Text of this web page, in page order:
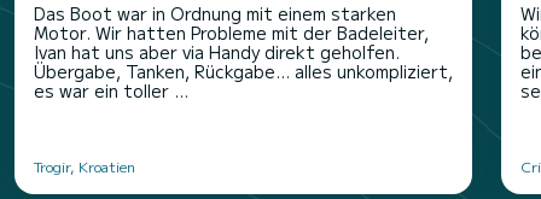
Das Boot war in Ordnung mit einem starken
Motor. Wir hatten Probleme mit der Badeleiter,
Ivan hat uns aber via Handy direkt geholfen.
Übergabe, Tanken, Rückgabe… alles unkompliziert,
es war ein toller ...
Trogir, Kroatien